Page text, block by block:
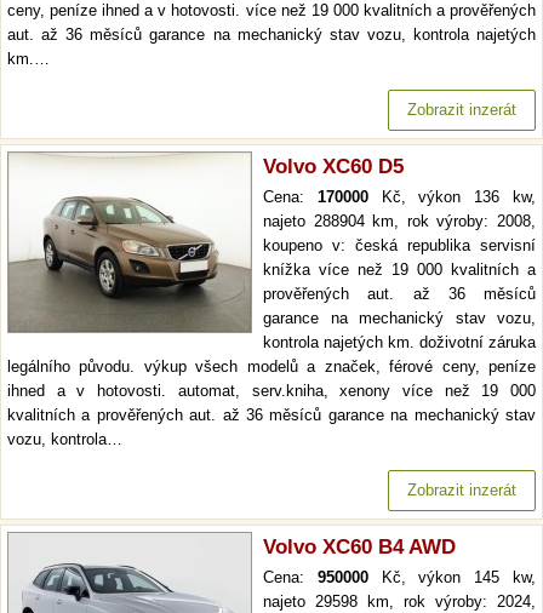
ceny, peníze ihned a v hotovosti. více než 19 000 kvalitních a prověřených
aut. až 36 měsíců garance na mechanický stav vozu, kontrola najetých
km.…
Zobrazit inzerát
Volvo XC60 D5
Cena: 170000Kč, výkon 136 kw,
najeto 288904 km, rok výroby: 2008,
koupeno v: česká republika servisní
knížka více než 19 000 kvalitních a
prověřených aut. až 36 měsíců
garance na mechanický stav vozu,
kontrola najetých km. doživotní záruka
legálního původu. výkup všech modelů a značek, férové ceny, peníze
ihned a v hotovosti. automat, serv.kniha, xenony více než 19 000
kvalitních a prověřených aut. až 36 měsíců garance na mechanický stav
vozu, kontrola…
Zobrazit inzerát
Volvo XC60 B4 AWD
Cena: 950000Kč, výkon 145 kw,
najeto 29598 km, rok výroby: 2024,